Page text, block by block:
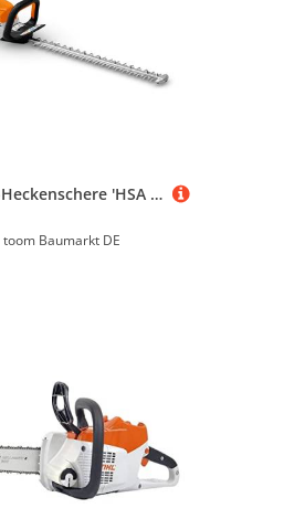
Stihl Akku-Heckenschere 'HSA 60' 60 cm 36 V ohne Akku und Ladegerät
toom Baumarkt DE